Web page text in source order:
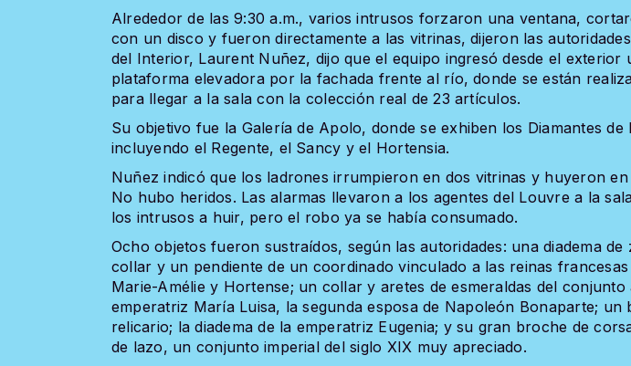
Alrededor de las 9:30 a.m., varios intrusos forzaron una ventana,
con un disco y fueron directamente a las vitrinas, dijeron las
del Interior, Laurent Nuñez, dijo que el equipo ingresó desde el exterior
plataforma elevadora por la fachada frente al río, donde se están
para llegar a la sala con la colección real de 23 artículos.
Su objetivo fue la Galería de Apolo, donde se exhiben los Diamantes de
incluyendo el Regente, el Sancy y el Hortensia.
Nuñez indicó que los ladrones irrumpieron en dos vitrinas y huyeron en
No hubo heridos. Las alarmas llevaron a los agentes del Louvre a la
los intrusos a huir, pero el robo ya se había consumado.
Ocho objetos fueron sustraídos, según las autoridades: una diadema de
collar y un pendiente de un coordinado vinculado a las reinas francesas
Marie-Amélie y Hortense; un collar y aretes de esmeraldas del conjunto
emperatriz María Luisa, la segunda esposa de Napoleón Bonaparte; un
relicario; la diadema de la emperatriz Eugenia; y su gran broche de
de lazo, un conjunto imperial del siglo XIX muy apreciado.